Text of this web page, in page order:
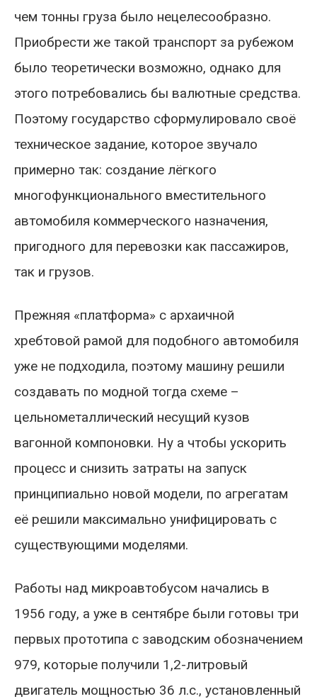
чем тонны груза было нецелесообразно.
Приобрести же такой транспорт за рубежом
было теоретически возможно, однако для
этого потребовались бы валютные средства.
Поэтому государство сформулировало своё
техническое задание, которое звучало
примерно так: создание лёгкого
многофункционального вместительного
автомобиля коммерческого назначения,
пригодного для перевозки как пассажиров,
так и грузов.
Прежняя «платформа» с архаичной
хребтовой рамой для подобного автомобиля
уже не подходила, поэтому машину решили
создавать по модной тогда схеме –
цельнометаллический несущий кузов
вагонной компоновки. Ну а чтобы ускорить
процесс и снизить затраты на запуск
принципиально новой модели, по агрегатам
её решили максимально унифицировать с
существующими моделями.
Работы над микроавтобусом начались в
1956 году, а уже в сентябре были готовы три
первых прототипа с заводским обозначением
979, которые получили 1,2-литровый
двигатель мощностью 36 л.с., установленный